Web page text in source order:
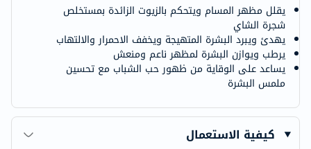
يقلل مظهر المسام ويتحكم بالزيوت الزائدة بمستخلص
شجرة الشاي
يهدئ ويبرد البشرة المتهيجة ويخفف الاحمرار والالتهاب
يرطب ويوازن البشرة لمظهر ناعم ومنعش
يساعد على الوقاية من ظهور حب الشباب مع تحسين
ملمس البشرة
كيفية الاستعمال